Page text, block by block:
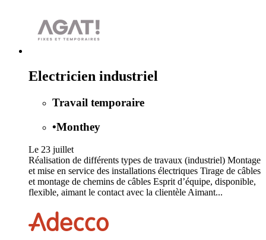
Electricien industriel
Travail temporaire
•Monthey
Le 23 juillet
Réalisation de différents types de travaux (industriel) Montage
et mise en service des installations électriques Tirage de câbles
et montage de chemins de câbles Esprit d’équipe, disponible,
flexible, aimant le contact avec la clientèle Aimant...